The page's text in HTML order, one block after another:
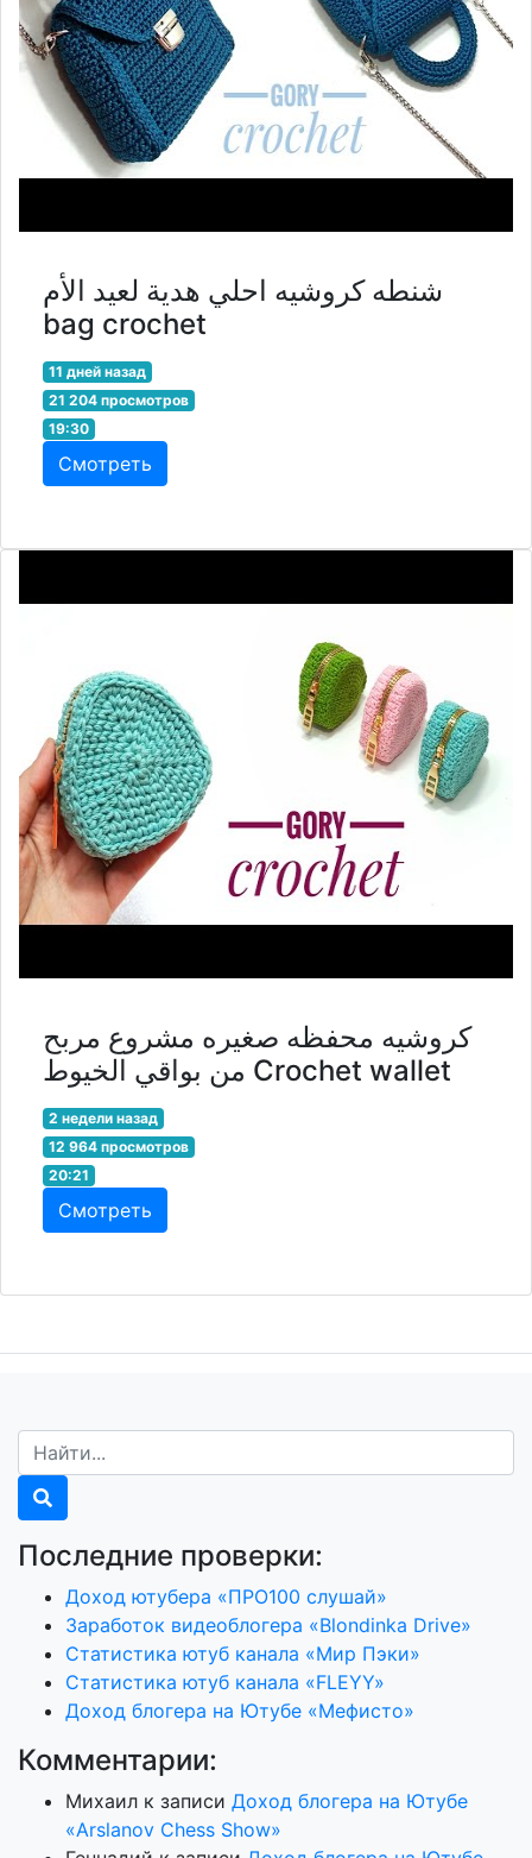
شنطه كروشيه احلي هدية لعيد الأم
bag crochet
11 дней назад
21 204 просмотров
19:30
Смотреть
كروشيه محفظه صغيره مشروع مربح
من بواقي الخيوط Crochet wallet
2 недели назад
12 964 просмотров
20:21
Смотреть
Последние проверки:
Доход ютубера «ПРО100 слушай»
Заработок видеоблогера «Blondinka Drive»
Статистика ютуб канала «Мир Пэки»
Статистика ютуб канала «FLEYY»
Доход блогера на Ютубе «Мефисто»
Комментарии:
Михаил к записи Доход блогера на Ютубе
«Arslanov Chess Show»